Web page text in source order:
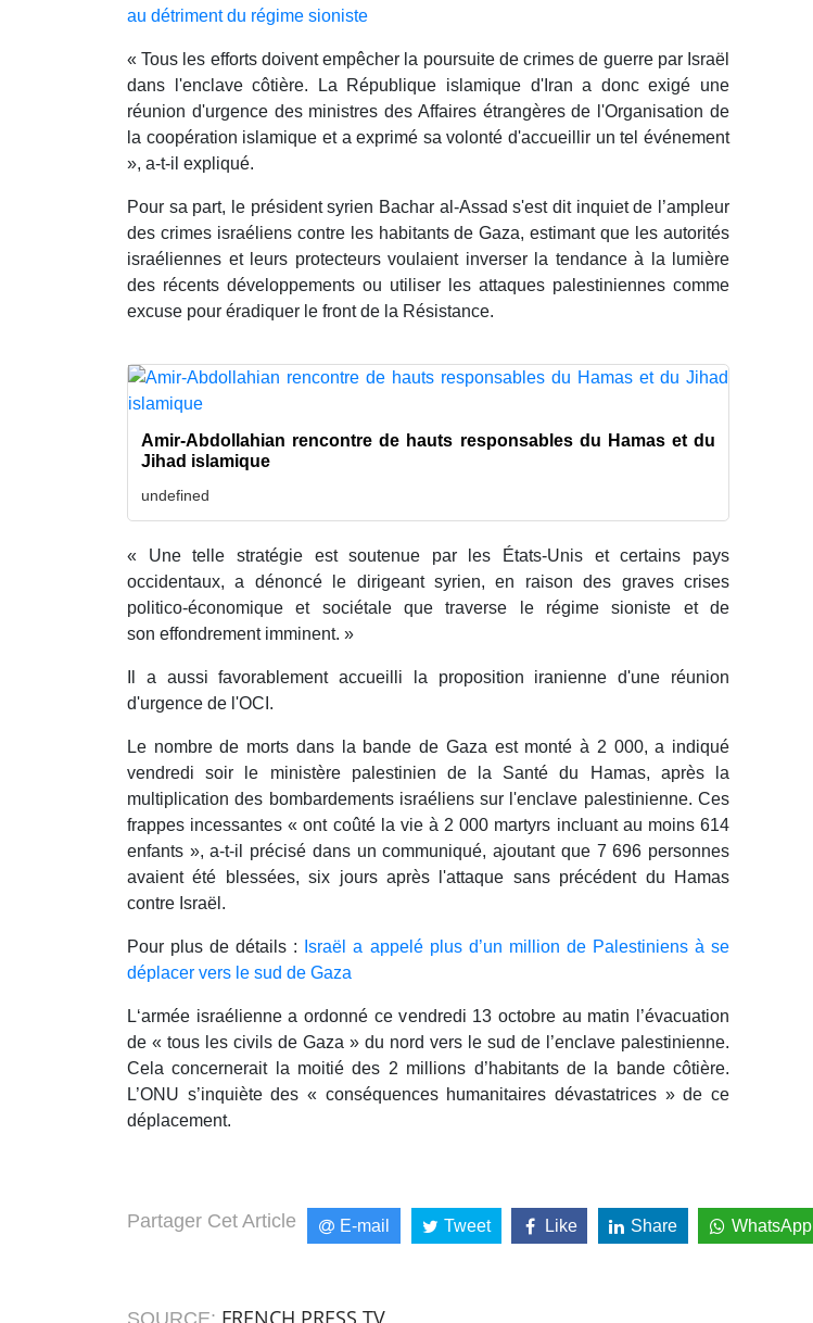
au détriment du régime sioniste
« Tous les efforts doivent empêcher la poursuite de crimes de guerre par Israël
dans l'enclave côtière. La République islamique d'Iran a donc exigé une
réunion d'urgence des ministres des Affaires étrangères de l'Organisation de
la coopération islamique et a exprimé sa volonté d'accueillir un tel événement
», a-t-il expliqué.
Pour sa part, le président syrien Bachar al-Assad s'est dit inquiet de l’ampleur
des crimes israéliens contre les habitants de Gaza, estimant que les autorités
israéliennes et leurs protecteurs voulaient inverser la tendance à la lumière
des récents développements ou utiliser les attaques palestiniennes comme
excuse pour éradiquer le front de la Résistance.
Amir-Abdollahian rencontre de hauts responsables du Hamas et du
Jihad islamique
undefined
« Une telle stratégie est soutenue par les États-Unis et certains pays
occidentaux, a dénoncé le dirigeant syrien, en raison des graves crises
politico-économique et sociétale que traverse le régime sioniste et de
son effondrement imminent. »
Il a aussi favorablement accueilli la proposition iranienne d'une réunion
d'urgence de l'OCI.
Le nombre de morts dans la bande de Gaza est monté à 2 000, a indiqué
vendredi soir le ministère palestinien de la Santé du Hamas, après la
multiplication des bombardements israéliens sur l'enclave palestinienne. Ces
frappes incessantes « ont coûté la vie à 2 000 martyrs incluant au moins 614
enfants », a-t-il précisé dans un communiqué, ajoutant que 7 696 personnes
avaient été blessées, six jours après l'attaque sans précédent du Hamas
contre Israël.
Pour plus de détails :
Israël a appelé plus d’un million de Palestiniens à se
déplacer vers le sud de Gaza
L‘armée israélienne a ordonné ce vendredi 13 octobre au matin l’évacuation
de « tous les civils de Gaza » du nord vers le sud de l’enclave palestinienne.
Cela concernerait la moitié des 2 millions d’habitants de la bande côtière.
L’ONU s’inquiète des « conséquences humanitaires dévastatrices » de ce
déplacement.
Partager Cet Article E-mail Tweet Like Share WhatsApp
SOURCE: FRENCH PRESS TV